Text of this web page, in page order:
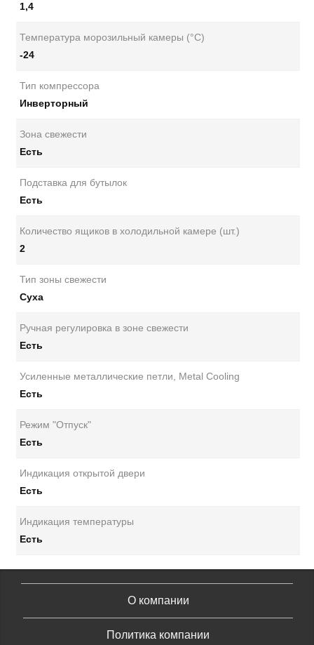
1,4
Температура морозильный камеры (°C)
-24
Тип компрессора
Инверторный
Зона свежести
Есть
Подставка для бутылок
Есть
Количество ящиков в холодильной камере (шт.)
2
Тип зоны свежести
Суха
Ручная регулировка в зоне свежести
Есть
Усиленные металлические петли, Metal Cooling
Есть
Режим "Отпуск"
Есть
Индикация открытой двери
Есть
Индикация температуры
Есть
О компании
Политика компании